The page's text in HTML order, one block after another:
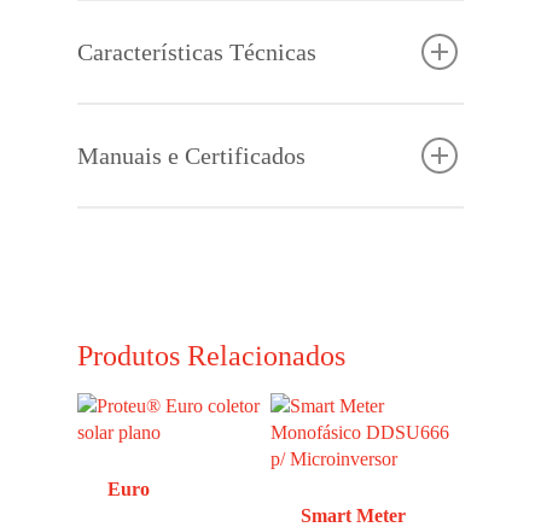
a compensar o aumento do volume de água
provocado pela subida da temperatura da mesma.
juntamente com o termoacumulador de AQS.
Possui membrana atóxica para ser compatível com
Características Técnicas
Manuais e Certificados
Download
Produtos Relacionados
Euro
Smart Meter